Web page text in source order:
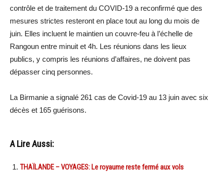
contrôle et de traitement du COVID-19 a reconfirmé que des
mesures strictes resteront en place tout au long du mois de
juin. Elles incluent le maintien un couvre-feu à l’échelle de
Rangoun entre minuit et 4h. Les réunions dans les lieux
publics, y compris les réunions d’affaires, ne doivent pas
dépasser cinq personnes.
La Birmanie a signalé 261 cas de Covid-19 au 13 juin avec six
décès et 165 guérisons.
A Lire Aussi:
THAÏLANDE – VOYAGES: Le royaume reste fermé aux vols